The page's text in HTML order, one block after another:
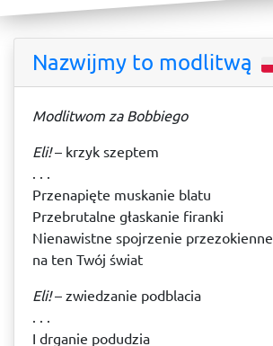
Nazwijmy to modlitwą
Modlitwom za Bobbiego
Eli!– krzyk szeptem
. . .
Przenapięte muskanie blatu
Przebrutalne głaskanie firanki
Nienawistne spojrzenie przezokienne
na ten Twój świat
Eli!– zwiedzanie podblacia
. . .
I drganie podudzia